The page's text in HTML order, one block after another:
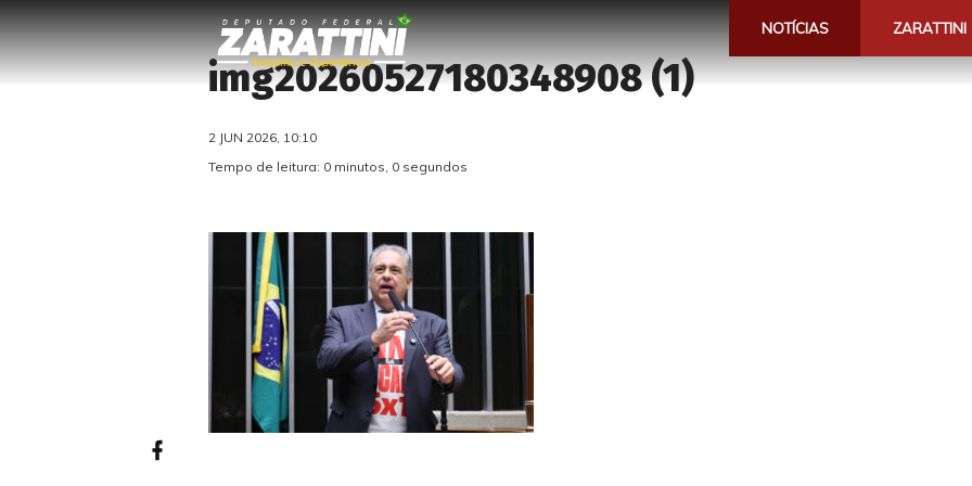
NOTÍCIAS ZARATTINI
img20260527180348908 (1)
2 JUN 2026, 10:10
Tempo de leitura: 0 minutos, 0 segundos